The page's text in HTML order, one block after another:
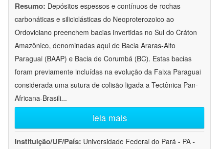
Resumo: Depósitos espessos e contínuos de rochas
carbonáticas e siliciclásticas do Neoproterozoico ao
Ordoviciano preenchem bacias invertidas no Sul do Cráton
Amazônico, denominadas aqui de Bacia Araras-Alto
Paraguai (BAAP) e Bacia de Corumbá (BC). Estas bacias
foram previamente incluídas na evolução da Faixa Paraguai
considerada uma sutura de colisão ligada a Tectônica Pan-
Africana-Brasili...
leia mais
Instituição/UF/País: Universidade Federal do Pará - PA -